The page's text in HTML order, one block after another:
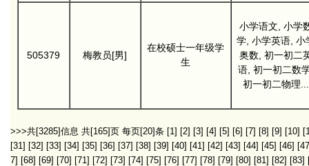
505379 梅教员[男]
在校硕士一年级学
生
小学语文, 小学
学, 小学英语, 小
奥数, 初一初二
语, 初一初二数
初一初二物理...
>>>共[3285]信息 共[165]页 每页[20]条 [1] [2] [3] [4] [5] [6] [7] [8] [9] [10]
[31] [32] [33] [34] [35] [36] [37] [38] [39] [40] [41] [42] [43] [44] [45] [46]
7] [68] [69] [70] [71] [72] [73] [74] [75] [76] [77] [78] [79] [80] [81] [82] [83]